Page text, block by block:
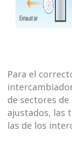
Para el
de sectores
ajustados, las
las de los